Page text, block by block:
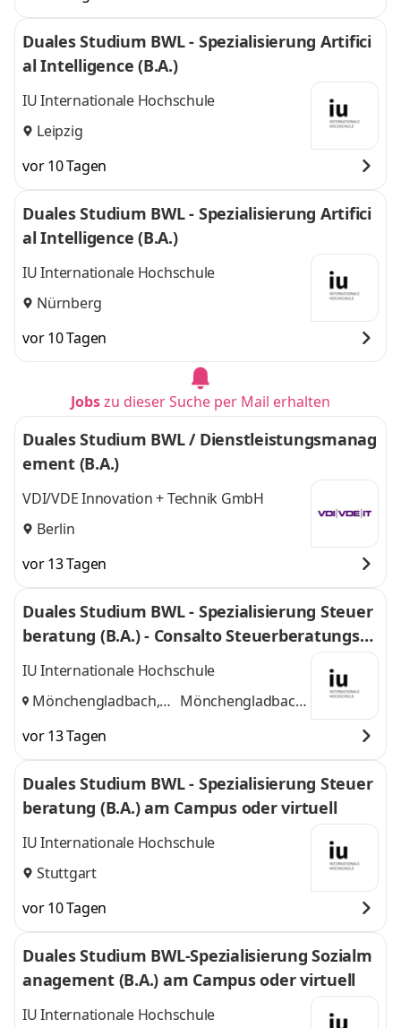
Duales Studium BWL - Spezialisierung Artifici
al Intelligence (B.A.)
IU Internationale Hochschule
Leipzig
vor 10 Tagen
Duales Studium BWL - Spezialisierung Artifici
al Intelligence (B.A.)
IU Internationale Hochschule
Nürnberg
vor 10 Tagen
Jobszu dieser Suche per Mail erhalten
Duales Studium BWL / Dienstleistungsmanag
ement (B.A.)
VDI/VDE Innovation + Technik GmbH
Berlin
vor 13 Tagen
Duales Studium BWL - Spezialisierung Steuer
beratung (B.A.) - Consalto Steuerberatungsge
sellschaft mbH
IU Internationale Hochschule
Mönchengladbach,
Mönchengladbach,
vor 13 Tagen
Duales Studium BWL - Spezialisierung Steuer
beratung (B.A.) am Campus oder virtuell
IU Internationale Hochschule
Stuttgart
vor 10 Tagen
Duales Studium BWL-Spezialisierung Sozialm
anagement (B.A.) am Campus oder virtuell
IU Internationale Hochschule